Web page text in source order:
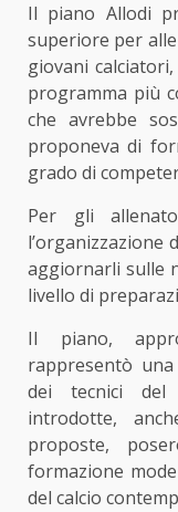
Il piano Allodi
superiore per
giovani
programma più
che avrebbe
proponeva di
grado di
Per gli
l’organizzazione
aggiornarli sulle
livello di
Il piano,
rappresentò
dei tecnici del
introdotte,
proposte,
formazione
del calcio